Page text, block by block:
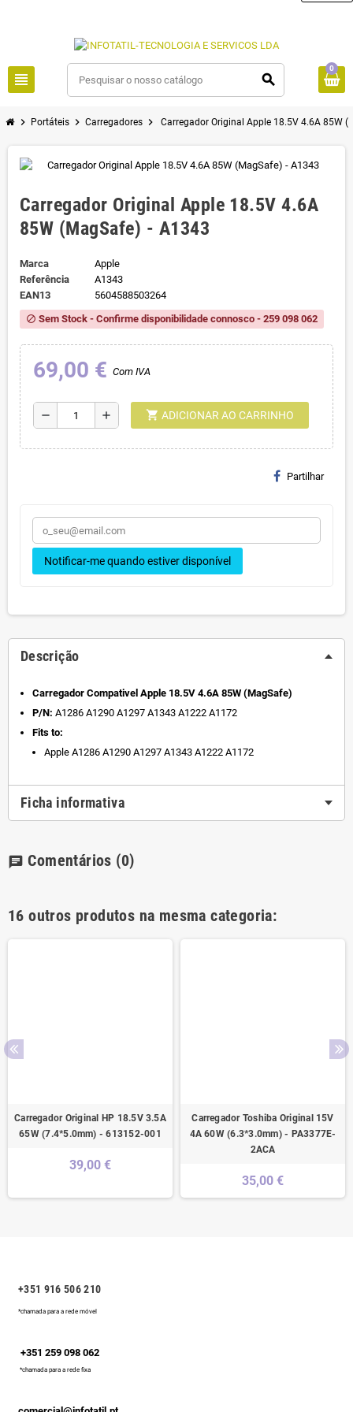
view_headline search
0
chevron_right Portáteis chevron_right Carregadores chevron_right Carregador Original Apple 18.5V 4.6A 85W
Carregador Original Apple 18.5V 4.6A
85W (MagSafe) - A1343
Marca
Apple
Referência
A1343
EAN13
5604588503264
block Sem Stock - Confirme disponibilidade connosco - 259 098 062
69,00 € Com IVA
remove add shopping_cart ADICIONAR AO CARRINHO
Partilhar
Notificar-me quando estiver disponível
Descrição
Carregador Compativel Apple 18.5V 4.6A 85W (MagSafe)
P/N: A1286 A1290 A1297 A1343 A1222 A1172
Fits to:
Apple A1286 A1290 A1297 A1343 A1222 A1172
Ficha informativa
chat Comentários (0)
16 outros produtos na mesma categoria:
Carregador Original HP 18.5V 3.5A
65W (7.4*5.0mm) - 613152-001
39,00 €
Carregador Toshiba Original 15V
4A 60W (6.3*3.0mm) - PA3377E-
2ACA
35,00 €
+351 916 506 210
*chamada para a rede móvel
+351 259 098 062
*chamada para a rede fixa